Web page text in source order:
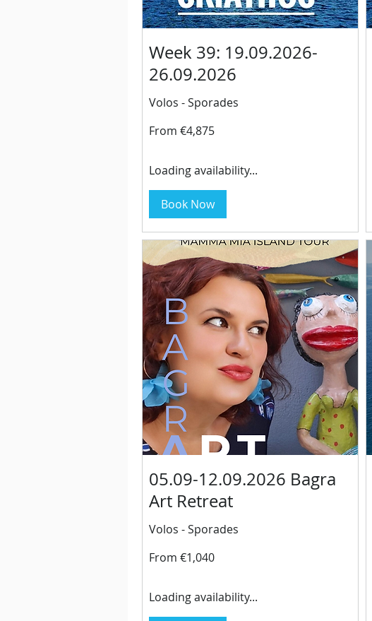
Week 39: 19.09.2026-
26.09.2026
Volos - Sporades
4,875
From €4,875
Loading availability...
Book Now
05.09-12.09.2026 Bagra
Art Retreat
Volos - Sporades
1,040
From €1,040
Loading availability...